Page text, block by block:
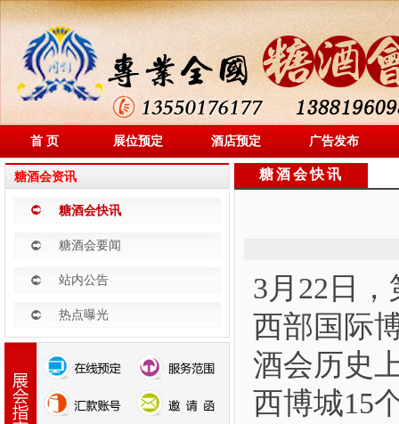
首 页 展位预定 酒店预定 广告发布
糖酒会资讯
糖酒会快讯
糖酒会要闻
站内公告
热点曝光
糖酒会快讯
3月22日
西部国际
酒会历史
西博城15